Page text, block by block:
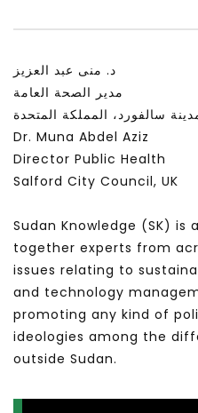
APRIL 9, 2023
د. منى عبد العزيز
مدير الصحة العامة
سالفورد، المملكة المتحدة
Dr. Muna Abdel Aziz
Director Public Health
Salford City Council, UK
Sudan Knowledge (SK)
together experts from
issues relating to
and technology
promoting any kind of
ideologies among the
outside Sudan.